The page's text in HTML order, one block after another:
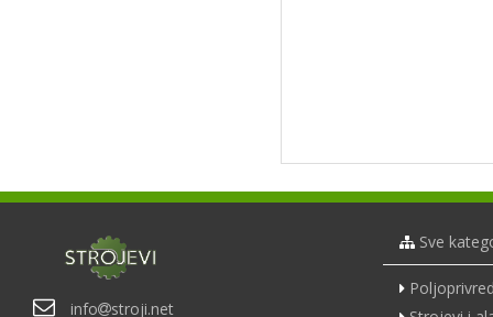
info stroji.net
Sve